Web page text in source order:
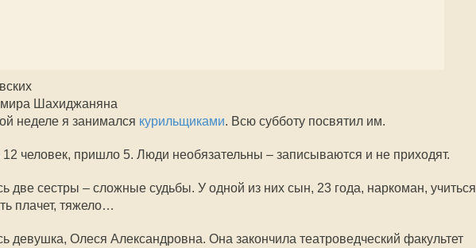
Шахиджаняна
неделе я занимался курильщиками. Всю субботу посвятил им.
человек, пришло 5. Люди необязательны – записываются и не приходят.
две сестры – сложные судьбы. У одной из них сын, 23 года, наркоман, учиться
плачет, тяжело…
девушка, Олеся Александровна. Она закончила театроведческий факультет